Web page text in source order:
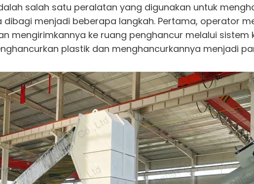
salah satu peralatan yang digunakan untuk
menjadi beberapa langkah. Pertama, operator
mengirimkannya ke ruang penghancur melalui sistem
plastik dan menghancurkannya menjadi